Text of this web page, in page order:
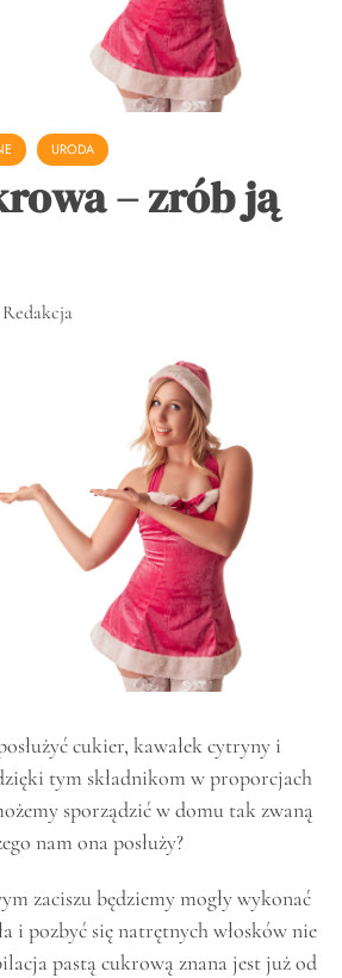
URODA
– zrób ją
Redakcja
cukier, kawałek cytryny i
tym składnikom w proporcjach
sporządzić w domu tak zwaną
nam ona posłuży?
zaciszu będziemy mogły wykonać
i pozbyć się natrętnych włosków nie
pastą cukrową znana jest już od